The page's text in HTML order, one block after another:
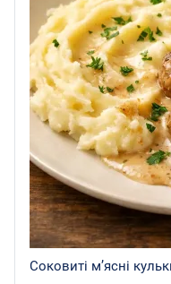
Соковиті м’ясні